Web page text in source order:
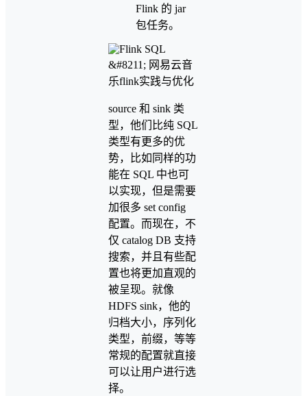
Flink 的 jar
包任务。
source 和 sink 类
型，他们比纯 SQL
类型有更多的优
势，比如同样的功
能在 SQL 中也可
以实现，但是需要
加很多 set config
配置。而现在，不
仅 catalog DB 支持
搜索，并且有些配
置也将更加直观的
被呈现。就像
HDFS sink，他的
归档大小，序列化
类型，前缀，等等
常规的配置就直接
可以让用户进行选
择。